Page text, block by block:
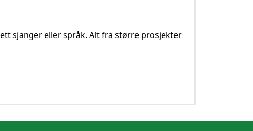
sjanger eller språk. Alt fra større prosjekter